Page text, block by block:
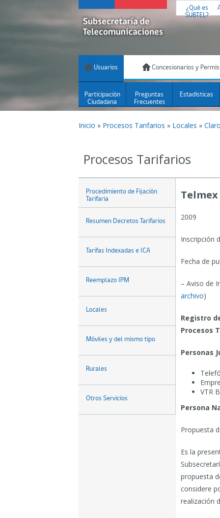
¿Qué es
SUBTEL?
Usuarios Concesionarios y
Participación
Ciudadana
Preguntas
Frecuentes
Estadísticas
Inicio » Procesos Tarifarios » Locales »
Procesos Tarifarios
Procedimiento de Fijación
Tarifaria
Resumen Decretos Tarifarios
Tarifas Indexadas e ICA
Reemplazo IPM
Locales
Móviles y del mismo tipo
Rurales
Otros Servicios
Telmex
2009
Inscripción
Fecha de
– Aviso de
archivo)
Registro
Procesos
Personas
VTR
Persona
Propuesta
Es la
propuesta
considere
realización